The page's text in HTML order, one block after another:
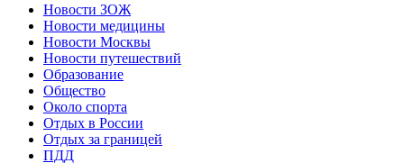
Новости ЗОЖ
Новости медицины
Новости Москвы
Новости путешествий
Образование
Общество
Около спорта
Отдых в России
Отдых за границей
ПДД